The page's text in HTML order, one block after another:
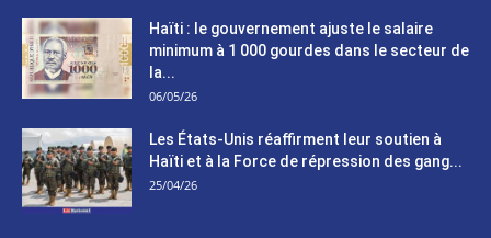
Haïti : le gouvernement ajuste le salaire
minimum à 1 000 gourdes dans le secteur de
la...
06/05/26
Les États-Unis réaffirment leur soutien à
Haïti et à la Force de répression des gang...
25/04/26